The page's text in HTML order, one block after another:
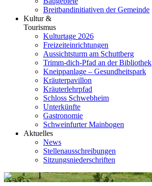
Breitbandinitiativen der Gemeinde
Kultur &
Tourismus
Kulturtage 2026
Freizeiteinrichtungen
Aussichtsturm am Schuttberg
Trimm-dich-Pfad an der Bibliothek
Kneippanlage – Gesundheitspark
Kräuterpavillon
Kräuterlehrpfad
Schloss Schwebheim
Unterkünfte
Gastronomie
Schweinfurter Mainbogen
Aktuelles
News
Stellenausschreibungen
Sitzungsniederschriften